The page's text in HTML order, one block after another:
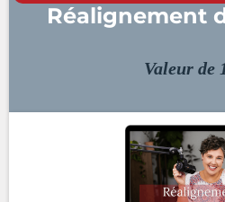
Réalignement
Valeur de